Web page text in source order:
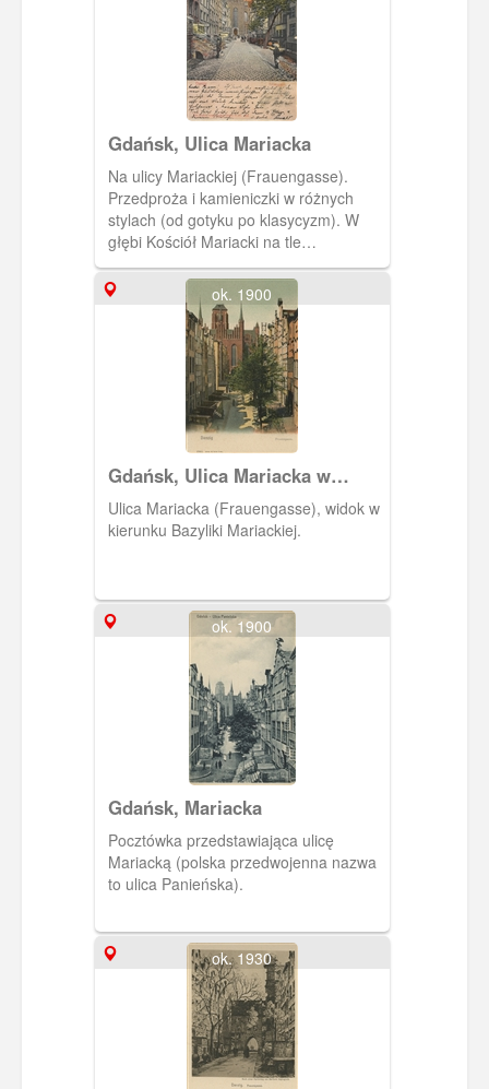
Gdańsk, Ulica Mariacka
Na ulicy Mariackiej (Frauengasse).
Przedproża i kamieniczki w różnych
stylach (od gotyku po klasycyzm). W
głębi Kościół Mariacki na tle
rozświetlonego nieba przez zachodzące
Słońce.
ok. 1900
Gdańsk, Ulica Mariacka w
stronę Bazyliki Mariackiej
Ulica Mariacka (Frauengasse), widok w
kierunku Bazyliki Mariackiej.
ok. 1900
Gdańsk, Mariacka
Pocztówka przedstawiająca ulicę
Mariacką (polska przedwojenna nazwa
to ulica Panieńska).
ok. 1930